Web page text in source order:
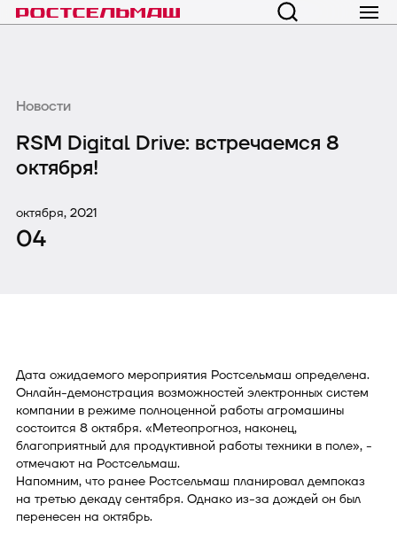
Новости
RSM Digital Drive: встречаемся 8
октября!
октября, 2021
04
Дата ожидаемого мероприятия Ростсельмаш определена.
Онлайн-демонстрация возможностей электронных систем
компании в режиме полноценной работы агромашины
состоится 8 октября. «Метеопрогноз, наконец,
благоприятный для продуктивной работы техники в поле», -
отмечают на Ростсельмаш.
Напомним, что ранее Ростсельмаш планировал демпоказ
на третью декаду сентября. Однако из-за дождей он был
перенесен на октябрь.